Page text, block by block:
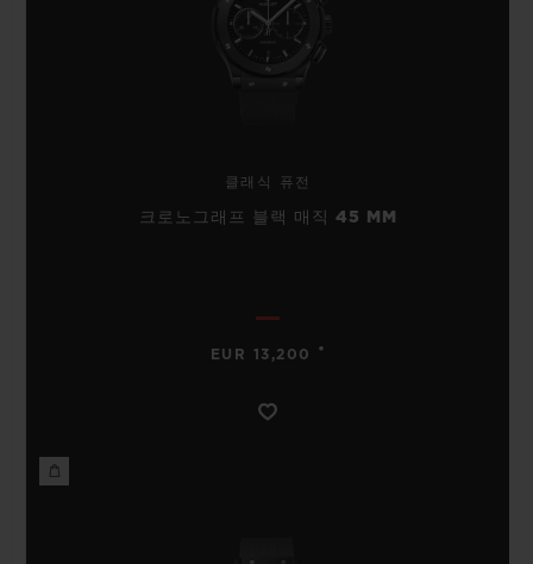
클래식 퓨전
크로노그래프 블랙 매직 45 MM
EUR 13,200 •